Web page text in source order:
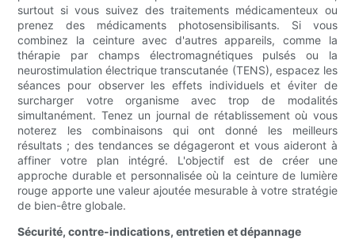
surtout si vous suivez des traitements médicamenteux ou
prenez des médicaments photosensibilisants. Si vous
combinez la ceinture avec d'autres appareils, comme la
thérapie par champs électromagnétiques pulsés ou la
neurostimulation électrique transcutanée (TENS), espacez les
séances pour observer les effets individuels et éviter de
surcharger votre organisme avec trop de modalités
simultanément. Tenez un journal de rétablissement où vous
noterez les combinaisons qui ont donné les meilleurs
résultats ; des tendances se dégageront et vous aideront à
affiner votre plan intégré. L'objectif est de créer une
approche durable et personnalisée où la ceinture de lumière
rouge apporte une valeur ajoutée mesurable à votre stratégie
de bien-être globale.
Sécurité, contre-indications, entretien et dépannage